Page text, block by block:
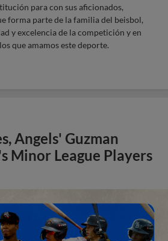
para con sus aficionados,
forma parte de la familia del beisbol,
y excelencia de la competición y en
que amamos este deporte.
Angels' Guzman
Minor League Players